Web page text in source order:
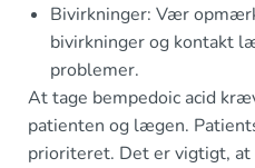
Bivirkninger: Vær
bivirkninger og kontakt
problemer.
At tage bempedoic acid
patienten og lægen.
prioriteret. Det er vigtigt,